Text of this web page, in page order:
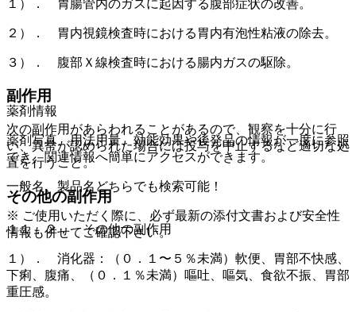
１）． 胃腸管内のガスに起因する腹部症状の改善。
２）． 胃内視鏡検査時における胃内有泡性粘液の除去。
３）． 腹部Ｘ線検査時における腸内ガスの駆除。
副作用
次の副作用があらわれることがあるので、観察を十分に行
い、異常が認められた場合には投与を中止するなど適切な処
置を行うこと。
その他の副作用
１１．２． その他の副作用
１）． 消化器：（０．１〜５％未満）軟便、胃部不快感、
下痢、腹痛、（０．１％未満）嘔吐、嘔気、食欲不振、胃部
重圧感。
薬剤情報
薬剤写真、用法用量、効能効果や後発品の情報が一度に参照
でき、関連情報へ簡単にアクセスができます。
一般名、製品名どちらでも検索可能！
※ ご使用いただく際に、必ず最新の添付文書および安全性
情報も併せてご確認下さい。